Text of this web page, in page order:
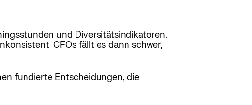
und Diversitätsindikatoren.
CFOs fällt es dann schwer,
fundierte Entscheidungen, die